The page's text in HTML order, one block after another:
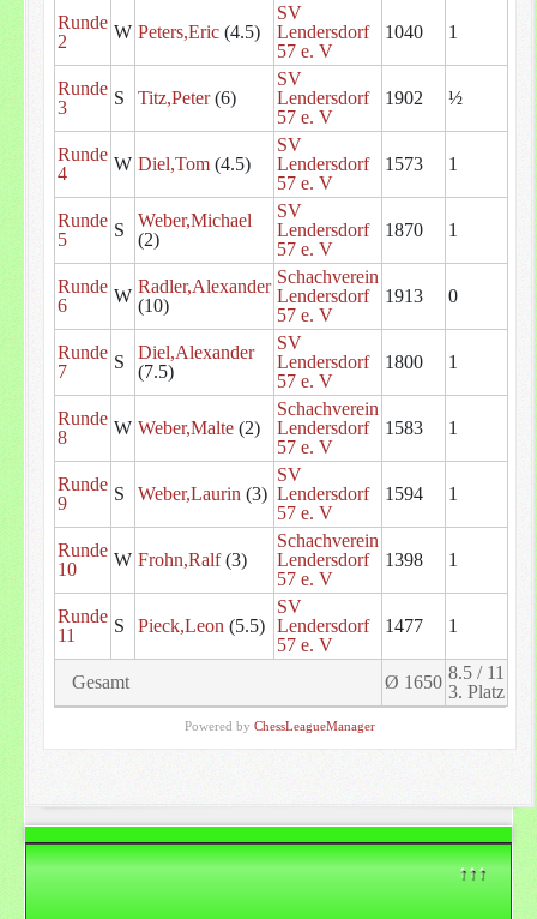
↑↑↑
Runde
2
W Peters,Eric(4.5)
SV
Lendersdorf
57 e. V
1040 1
Runde
3
S Titz,Peter(6)
SV
Lendersdorf
57 e. V
1902 ½
Runde
4
W Diel,Tom(4.5)
SV
Lendersdorf
57 e. V
1573 1
Runde
5
S
Weber,Michael
(2)
SV
Lendersdorf
57 e. V
1870 1
Runde
6
W Radler,Alexander
(10)
Schachverein
Lendersdorf
57 e. V
1913 0
Runde
7
S
Diel,Alexander
(7.5)
SV
Lendersdorf
57 e. V
1800 1
Runde
8
W Weber,Malte(2)
Schachverein
Lendersdorf
57 e. V
1583 1
Runde
9
S Weber,Laurin (3)
SV
Lendersdorf
57 e. V
1594 1
Runde
10
W Frohn,Ralf(3)
Schachverein
Lendersdorf
57 e. V
1398 1
Runde
11
S Pieck,Leon (5.5)
SV
Lendersdorf
57 e. V
1477 1
Gesamt Ø 1650 8.5 / 11
3. Platz
Powered by ChessLeagueManager